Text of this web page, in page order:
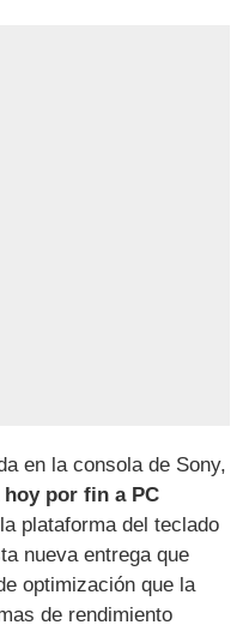
en la consola de Sony,
por fin a PC
plataforma del teclado
nueva entrega que
optimización que la
de rendimiento